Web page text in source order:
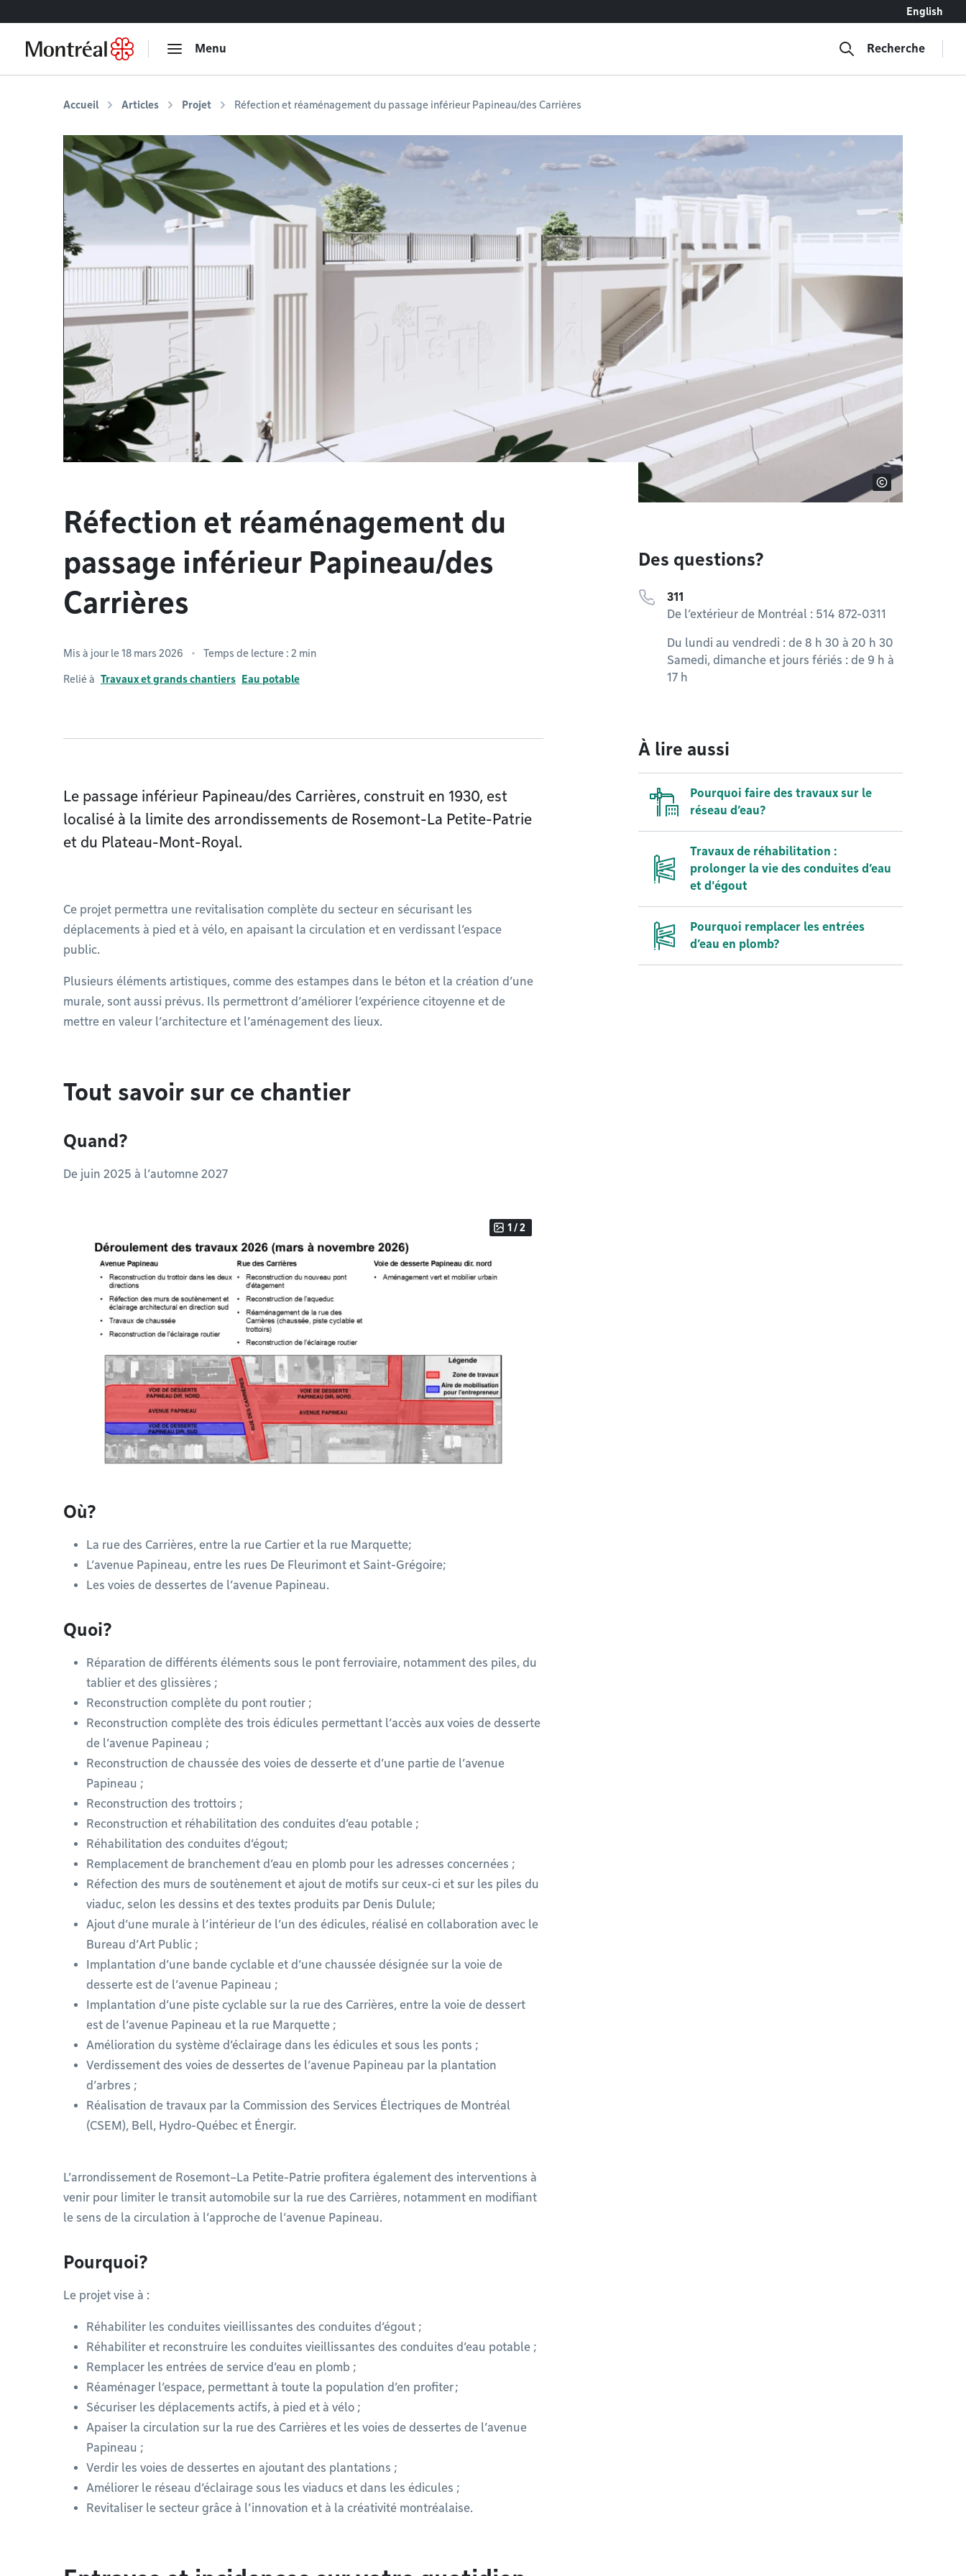
English
Menu Recherche
Accueil Articles Projet Réfection et réaménagement du passage inférieur Papineau/des Carrières
Réfection et réaménagement du
passage inférieur Papineau/des
Carrières
Mis à jour le 18 mars 2026 Temps de lecture : 2 min
Relié à Travaux et grands chantiers Eau potable
Le passage inférieur Papineau/des Carrières, construit en 1930, est
localisé à la limite des arrondissements de Rosemont-La Petite-Patrie
et du Plateau-Mont-Royal.
Ce projet permettra une revitalisation complète du secteur en sécurisant les
déplacements à pied et à vélo, en apaisant la circulation et en verdissant l’espace
public.
Plusieurs éléments artistiques, comme des estampes dans le béton et la création d’une
murale, sont aussi prévus. Ils permettront d’améliorer l’expérience citoyenne et de
mettre en valeur l’architecture et l’aménagement des lieux.
Tout savoir sur ce chantier
Quand?
De juin 2025 à l’automne 2027
1 / 2
Où?
La rue des Carrières, entre la rue Cartier et la rue Marquette;
L’avenue Papineau, entre les rues De Fleurimont et Saint-Grégoire;
Les voies de dessertes de l’avenue Papineau.
Quoi?
Réparation de différents éléments sous le pont ferroviaire, notamment des piles, du
tablier et des glissières ;
Reconstruction complète du pont routier ;
Reconstruction complète des trois édicules permettant l’accès aux voies de desserte
de l’avenue Papineau ;
Reconstruction de chaussée des voies de desserte et d’une partie de l’avenue
Papineau ;
Reconstruction des trottoirs ;
Reconstruction et réhabilitation des conduites d’eau potable ;
Réhabilitation des conduites d’égout;
Remplacement de branchement d’eau en plomb pour les adresses concernées ;
Réfection des murs de soutènement et ajout de motifs sur ceux-ci et sur les piles du
viaduc, selon les dessins et des textes produits par Denis Dulule;
Ajout d’une murale à l’intérieur de l’un des édicules, réalisé en collaboration avec le
Bureau d’Art Public ;
Implantation d’une bande cyclable et d’une chaussée désignée sur la voie de
desserte est de l’avenue Papineau ;
Implantation d’une piste cyclable sur la rue des Carrières, entre la voie de dessert
est de l’avenue Papineau et la rue Marquette ;
Amélioration du système d’éclairage dans les édicules et sous les ponts ;
Verdissement des voies de dessertes de l’avenue Papineau par la plantation
d’arbres ;
Réalisation de travaux par la Commission des Services Électriques de Montréal
(CSEM), Bell, Hydro-Québec et Énergir.
L’arrondissement de Rosemont–La Petite-Patrie profitera également des interventions à
venir pour limiter le transit automobile sur la rue des Carrières, notamment en modifiant
le sens de la circulation à l’approche de l’avenue Papineau.
Pourquoi?
Le projet vise à :
Réhabiliter les conduites vieillissantes des conduites d’égout ;
Réhabiliter et reconstruire les conduites vieillissantes des conduites d’eau potable ;
Remplacer les entrées de service d’eau en plomb ;
Réaménager l’espace, permettant à toute la population d’en profiter ;
Sécuriser les déplacements actifs, à pied et à vélo ;
Apaiser la circulation sur la rue des Carrières et les voies de dessertes de l’avenue
Papineau ;
Verdir les voies de dessertes en ajoutant des plantations ;
Améliorer le réseau d’éclairage sous les viaducs et dans les édicules ;
Revitaliser le secteur grâce à l’innovation et à la créativité montréalaise.
Des questions?
311
De l’extérieur de Montréal : 514 872-0311
Du lundi au vendredi : de 8 h 30 à 20 h 30
Samedi, dimanche et jours fériés : de 9 h à
17 h
À lire aussi
Pourquoi faire des travaux sur le
réseau d’eau?
Travaux de réhabilitation :
prolonger la vie des conduites d’eau
et d'égout
Pourquoi remplacer les entrées
d’eau en plomb?